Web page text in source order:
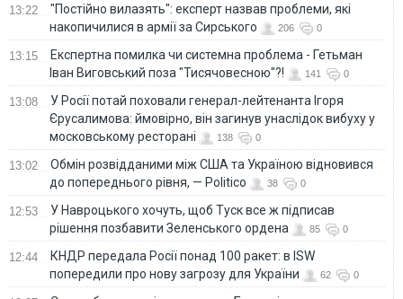
13:22
"Постійно вилазять": експерт назвав проблеми, які
накопичилися в армії за Сирського
206 0
13:15
Eкспертна помилка чи системна проблема - Гетьман
Іван Виговський поза "Тисячовесною"?!
141 0
13:08
У Росії потай поховали генерал-лейтенанта Ігоря
Єрусалимова: ймовірно, він загинув унаслідок вибуху у
московському ресторані
138 0
13:02
Обмін розвідданими між США та Україною відновився
до попереднього рівня, — Politico
38 0
12:53
У Навроцького хочуть, щоб Туск все ж підписав
рішення позбавити Зеленського ордена
85 0
12:44
КНДР передала Росії понад 100 ракет: в ISW
попередили про нову загрозу для України
62 0